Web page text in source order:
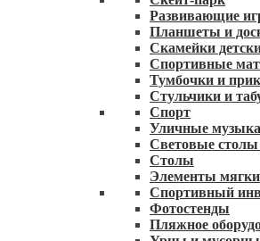
Развивающие
Планшеты и
Скамейки
Спортивные
Тумбочки и
Стульчики и
Спорт
Уличные
Световые столы
Столы
Элементы
Спортивный
Фотостенды
Пляжное